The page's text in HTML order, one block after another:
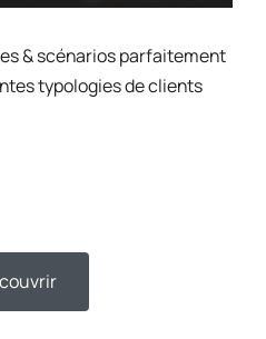
& scénarios parfaitement
typologies de clients